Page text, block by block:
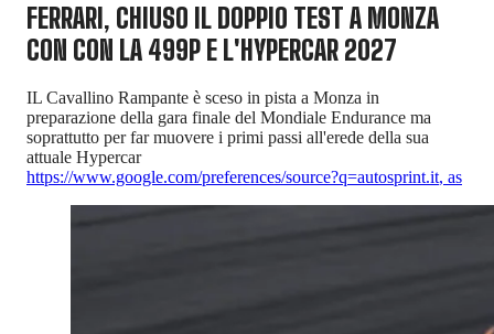
FERRARI, CHIUSO IL DOPPIO TEST A MONZA
CON CON LA 499P E L'HYPERCAR 2027
IL Cavallino Rampante è sceso in pista a Monza in
preparazione della gara finale del Mondiale Endurance ma
soprattutto per far muovere i primi passi all'erede della sua
attuale Hypercar
https://www.google.com/preferences/source?q=autosprint.it, as